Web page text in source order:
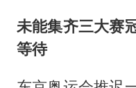
未能集齐三大赛
等待